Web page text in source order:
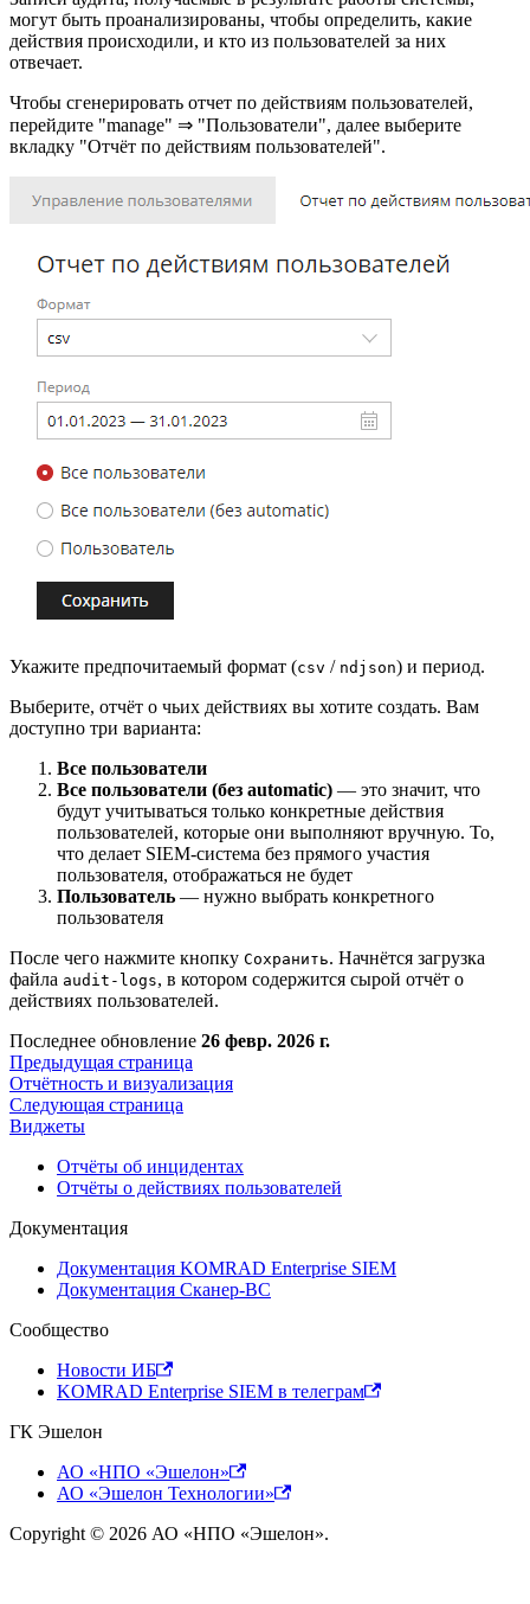
могут быть проанализированы, чтобы определить, какие
действия происходили, и кто из пользователей за них
отвечает.
Чтобы сгенерировать отчет по действиям пользователей,
перейдите "manage" ⇒ "Пользователи", далее выберите
вкладку "Отчёт по действиям пользователей".
Укажите предпочитаемый формат (csv / ndjson) и период.
Выберите, отчёт о чьих действиях вы хотите создать. Вам
доступно три варианта:
Все пользователи
Все пользователи (без automatic) — это значит, что
будут учитываться только конкретные действия
пользователей, которые они выполняют вручную. То,
что делает SIEM-система без прямого участия
пользователя, отображаться не будет
Пользователь — нужно выбрать конкретного
пользователя
После чего нажмите кнопку Сохранить. Начнётся загрузка
файла audit-logs, в котором содержится сырой отчёт о
действиях пользователей.
Последнее обновление 26 февр. 2026 г.
Предыдущая страница
Отчётность и визуализация
Следующая страница
Виджеты
Отчёты об инцидентах
Отчёты о действиях пользователей
Документация
Документация KOMRAD Enterprise SIEM
Документация Сканер-ВС
Сообщество
Новости ИБ
KOMRAD Enterprise SIEM в телеграм
ГК Эшелон
АО «НПО «Эшелон»
АО «Эшелон Технологии»
Copyright © 2026 АО «НПО «Эшелон».